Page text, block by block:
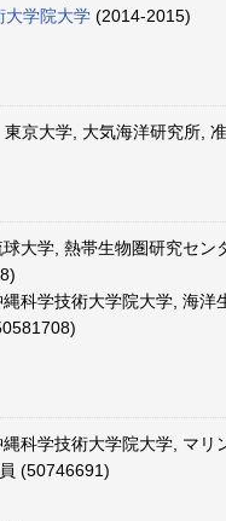
大学院大学 (2014-2015)
東京大学, 大気海洋研究所,
球大学, 熱帯生物圏研究セン
縄科学技術大学院大学, 海洋
縄科学技術大学院大学, マリ
(50746691)